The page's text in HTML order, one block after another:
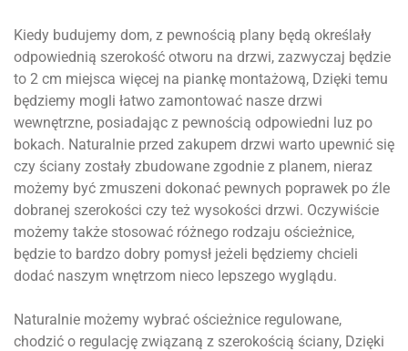
Kiedy budujemy dom, z pewnością plany będą określały
odpowiednią szerokość otworu na drzwi, zazwyczaj będzie
to 2 cm miejsca więcej na piankę montażową, Dzięki temu
będziemy mogli łatwo zamontować nasze drzwi
wewnętrzne, posiadając z pewnością odpowiedni luz po
bokach. Naturalnie przed zakupem drzwi warto upewnić się
czy ściany zostały zbudowane zgodnie z planem, nieraz
możemy być zmuszeni dokonać pewnych poprawek po źle
dobranej szerokości czy też wysokości drzwi. Oczywiście
możemy także stosować różnego rodzaju ościeżnice,
będzie to bardzo dobry pomysł jeżeli będziemy chcieli
dodać naszym wnętrzom nieco lepszego wyglądu.
Naturalnie możemy wybrać ościeżnice regulowane,
chodzić o regulację związaną z szerokością ściany, Dzięki